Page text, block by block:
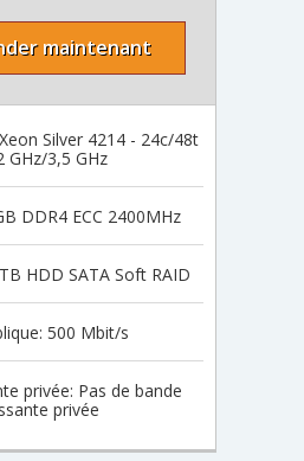
maintenant
Silver 4214 - 24c/48t
GHz/3,5 GHz
DDR4 ECC 2400MHz
HDD SATA Soft RAID
500 Mbit/s
privée: Pas de bande
privée